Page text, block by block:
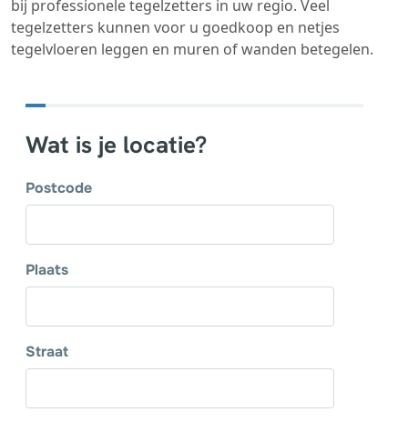
bij professionele tegelzetters in uw regio. Veel
tegelzetters kunnen voor u goedkoop en netjes
tegelvloeren leggen en muren of wanden betegelen.